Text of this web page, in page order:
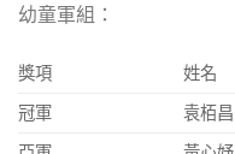
幼童軍組：
獎項 姓名
冠軍
袁栢昌